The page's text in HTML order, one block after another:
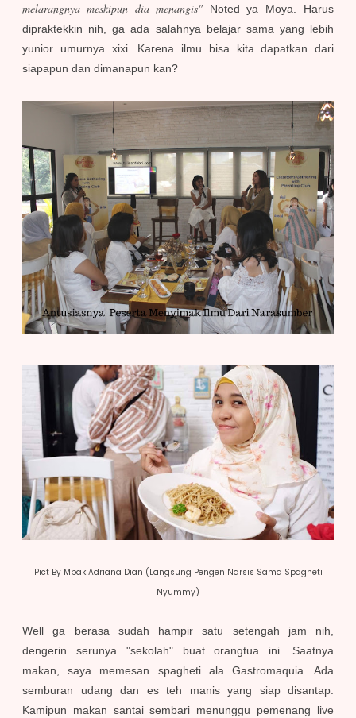
melarangnya meskipun dia menangis"
Noted ya Moya.
Harus
dipraktekkin nih, ga ada salahnya belajar sama yang lebih
yunior umurnya xixi. Karena ilmu bisa kita dapatkan dari
siapapun dan dimanapun kan?
Pict By Mbak Adriana Dian (Langsung Pengen Narsis Sama Spagheti
Nyummy)
Well ga berasa sudah hampir satu setengah jam nih,
dengerin serunya "sekolah" buat orangtua ini. Saatnya
makan, saya memesan spagheti ala Gastromaquia. Ada
semburan udang dan es teh manis yang siap disantap.
Kamipun makan santai sembari menunggu pemenang live